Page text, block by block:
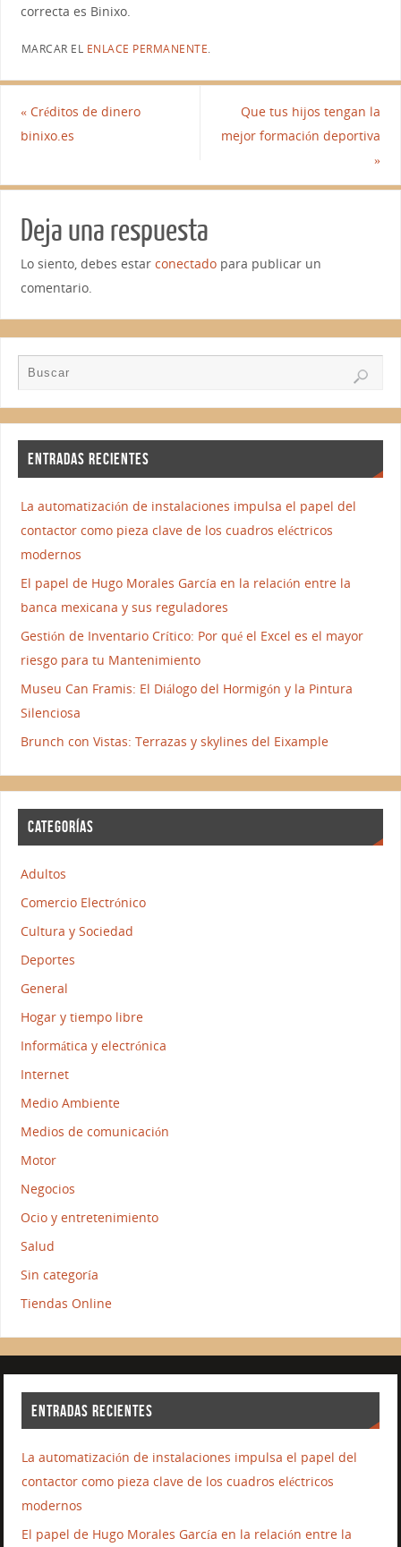
correcta es Binixo.
MARCAR EL ENLACE PERMANENTE.
«Créditos de dinero
binixo.es
Que tus hijos tengan la
mejor formación deportiva
»
Deja una respuesta
Lo siento, debes estar conectadopara publicar un
comentario.
ENTRADAS RECIENTES
La automatización de instalaciones impulsa el papel del
contactor como pieza clave de los cuadros eléctricos
modernos
El papel de Hugo Morales García en la relación entre la
banca mexicana y sus reguladores
Gestión de Inventario Crítico: Por qué el Excel es el mayor
riesgo para tu Mantenimiento
Museu Can Framis: El Diálogo del Hormigón y la Pintura
Silenciosa
Brunch con Vistas: Terrazas y skylines del Eixample
CATEGORÍAS
Adultos
Comercio Electrónico
Cultura y Sociedad
Deportes
General
Hogar y tiempo libre
Informática y electrónica
Internet
Medio Ambiente
Medios de comunicación
Motor
Negocios
Ocio y entretenimiento
Salud
Sin categoría
Tiendas Online
ENTRADAS RECIENTES
La automatización de instalaciones impulsa el papel del
contactor como pieza clave de los cuadros eléctricos
modernos
El papel de Hugo Morales García en la relación entre la